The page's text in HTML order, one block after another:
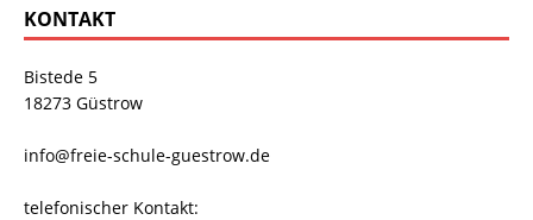
KONTAKT
Bistede 5
18273 Güstrow
info@freie-schule-guestrow.de
telefonischer Kontakt: